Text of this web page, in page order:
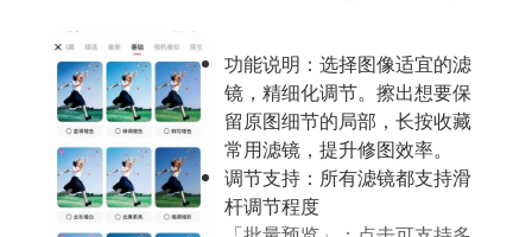
功能说明：选择图像适宜的滤
镜，精细化调节。擦出想要保
留原图细节的局部，长按收藏
常用滤镜，提升修图效率。
调节支持：所有滤镜都支持滑
杆调节程度